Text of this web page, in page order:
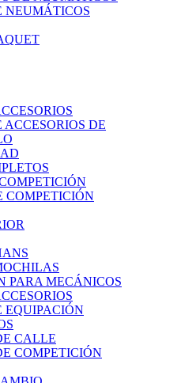
NEUMÁTICOS
ACCESORIOS DE
COMPETICIÓN
PARA MECÁNICOS
EQUIPACIÓN
CALLE
COMPETICIÓN